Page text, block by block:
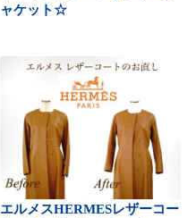
ャケット☆
エルメスHERMESレザーコー